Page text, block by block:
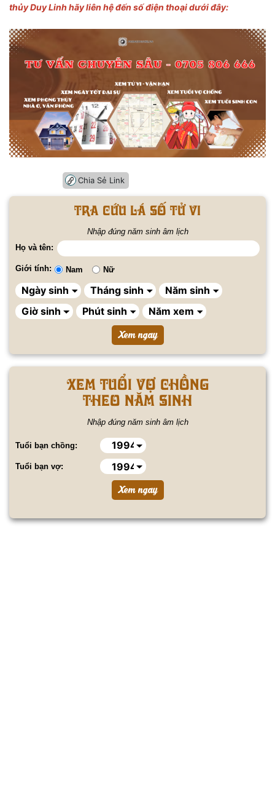
thủy Duy Linh hãy liên hệ đến số điện thoại dưới đây:
Chia Sẻ Link
Tra cứu lá số tử vi
Nhập đúng năm sinh âm lịch
Họ và tên:
Giới tính: Nam Nữ
Xem tuổi vợ chồng
theo năm sinh
Nhập đúng năm sinh âm lịch
Tuổi bạn chồng:
Tuổi bạn vợ: